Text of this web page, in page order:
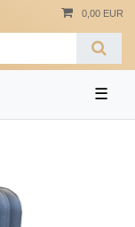
0,00 EUR
☰